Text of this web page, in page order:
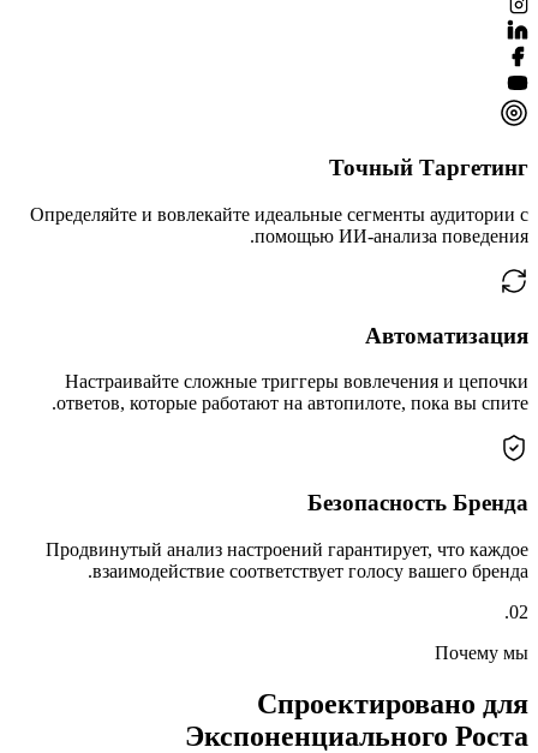
Точный Таргетинг
Определяйте и вовлекайте идеальные сегменты аудитории с
помощью ИИ-анализа поведения.
Автоматизация
Настраивайте сложные триггеры вовлечения и цепочки
ответов, которые работают на автопилоте, пока вы спите.
Безопасность Бренда
Продвинутый анализ настроений гарантирует, что каждое
взаимодействие соответствует голосу вашего бренда.
02.
Почему мы
Спроектировано для
Экспоненциального Роста